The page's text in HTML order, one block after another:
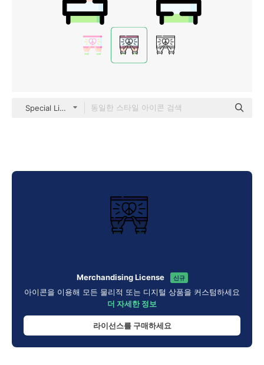
Special Lineal color
Merchandising License 신규
아이콘을 이용해 모든 물리적 또는 디지털 상품을 커스텀하세요
더 자세한 정보
라이선스를 구매하세요